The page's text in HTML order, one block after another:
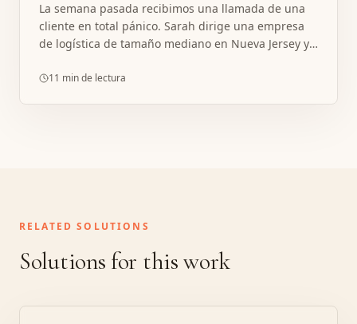
La semana pasada recibimos una llamada de una
cliente en total pánico. Sarah dirige una empresa
de logística de tamaño mediano en Nueva Jersey y
Este AV había estado.
11 min de lectura
RELATED SOLUTIONS
Solutions for this work